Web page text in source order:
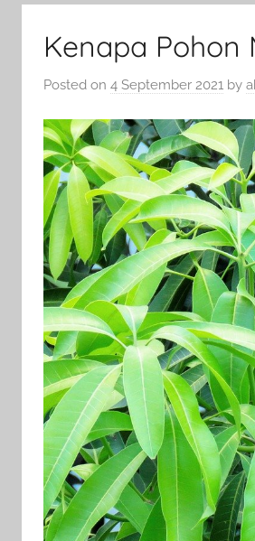
Kenapa Pohon
Posted on 4 September 2021 by